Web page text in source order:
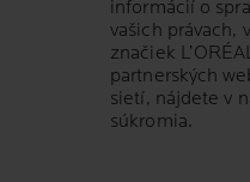
informácií o
vašich právach,
značiek
partnerských
sietí, nájdete v
súkromia.